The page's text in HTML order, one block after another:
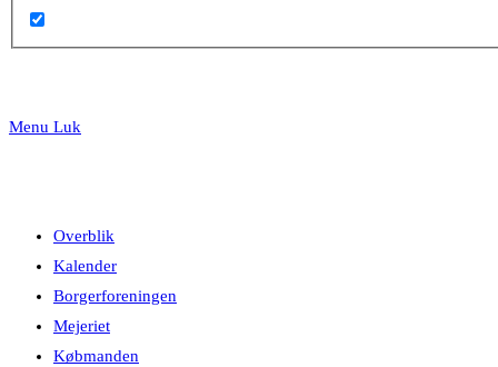
Menu Luk
Overblik
Kalender
Borgerforeningen
Mejeriet
Købmanden